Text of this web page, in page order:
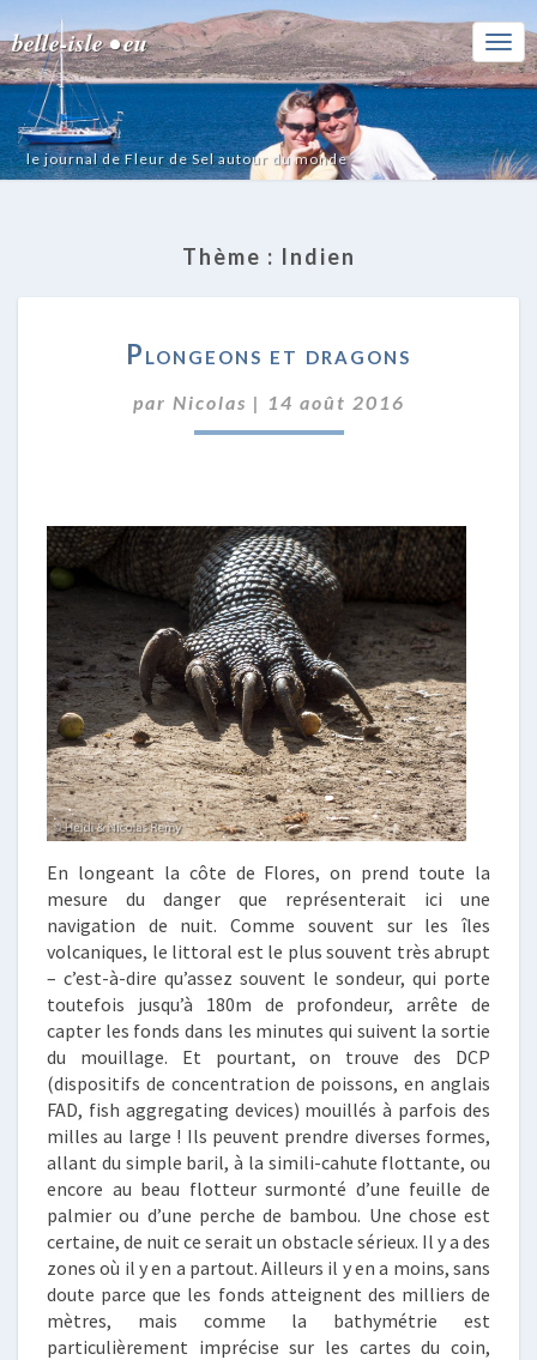
belle-isle • eu
le journal de Fleur de Sel autour du monde
Thème : Indien
ET
Plongeons et dragons
par Nicolas | 14 août 2016
En longeant la côte de Flores, on prend toute la
mesure du danger que représenterait ici une
navigation de nuit. Comme souvent sur les îles
volcaniques, le littoral est le plus souvent très abrupt
– c’est-à-dire qu’assez souvent le sondeur, qui porte
toutefois jusqu’à 180m de profondeur, arrête de
capter les fonds dans les minutes qui suivent la sortie
du mouillage. Et pourtant, on trouve des DCP
(dispositifs de concentration de poissons, en anglais
FAD, fish aggregating devices) mouillés à parfois des
milles au large ! Ils peuvent prendre diverses formes,
allant du simple baril, à la simili-cahute flottante, ou
encore au beau flotteur surmonté d’une feuille de
palmier ou d’une perche de bambou. Une chose est
certaine, de nuit ce serait un obstacle sérieux. Il y a des
zones où il y en a partout. Ailleurs il y en a moins, sans
doute parce que les fonds atteignent des milliers de
mètres, mais comme la bathymétrie est
particulièrement imprécise sur les cartes du coin,